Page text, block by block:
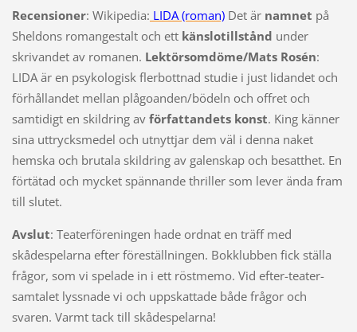
Recensioner: Wikipedia: LIDA (roman)Det är namnet på
Sheldons romangestalt och ett känslotillstånd under
skrivandet av romanen. Lektörsomdöme/Mats Rosén:
LIDA är en psykologisk flerbottnad studie i just lidandet och
förhållandet mellan plågoanden/bödeln och offret och
samtidigt en skildring avförfattandets konst. King känner
sina uttrycksmedel och utnyttjar dem väl i denna naket
hemska och brutala skildring av galenskap och besatthet. En
förtätad och mycket spännande thriller som lever ända fram
till slutet.
Avslut: Teaterföreningen hade ordnat en träff med
skådespelarna efter föreställningen. Bokklubben fick ställa
frågor, som vi spelade in i ett röstmemo. Vid efter-teater-
samtalet lyssnade vi och uppskattade både frågor och
svaren. Varmt tack till skådespelarna!